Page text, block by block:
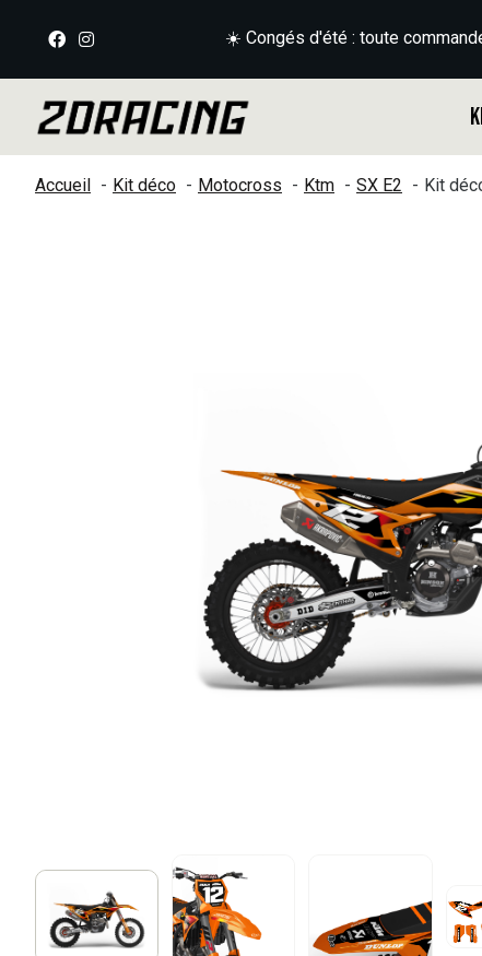
☀️ Congés d'été : toute
Accueil Kit déco Motocross Ktm SX E2 Kit